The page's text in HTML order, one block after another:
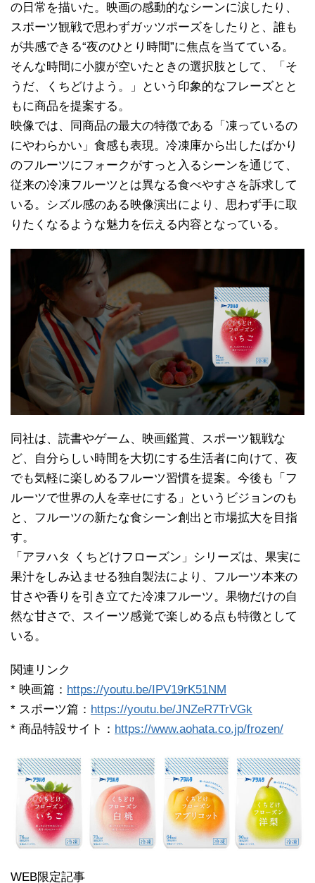
の日常を描いた。映画の感動的なシーンに涙したり、
スポーツ観戦で思わずガッツポーズをしたりと、誰も
が共感できる“夜のひとり時間”に焦点を当てている。
そんな時間に小腹が空いたときの選択肢として、「そ
うだ、くちどけよう。」という印象的なフレーズとと
もに商品を提案する。
映像では、同商品の最大の特徴である「凍っているの
にやわらかい」食感も表現。冷凍庫から出したばかり
のフルーツにフォークがすっと入るシーンを通じて、
従来の冷凍フルーツとは異なる食べやすさを訴求して
いる。シズル感のある映像演出により、思わず手に取
りたくなるような魅力を伝える内容となっている。
同社は、読書やゲーム、映画鑑賞、スポーツ観戦な
ど、自分らしい時間を大切にする生活者に向けて、夜
でも気軽に楽しめるフルーツ習慣を提案。今後も「フ
ルーツで世界の人を幸せにする」というビジョンのも
と、フルーツの新たな食シーン創出と市場拡大を目指
す。
「アヲハタ くちどけフローズン」シリーズは、果実に
果汁をしみ込ませる独自製法により、フルーツ本来の
甘さや香りを引き立てた冷凍フルーツ。果物だけの自
然な甘さで、スイーツ感覚で楽しめる点も特徴として
いる。
関連リンク
* 映画篇： https://youtu.be/IPV19rK51NM
* スポーツ篇： https://youtu.be/JNZeR7TrVGk
* 商品特設サイト： https://www.aohata.co.jp/frozen/
WEB限定記事